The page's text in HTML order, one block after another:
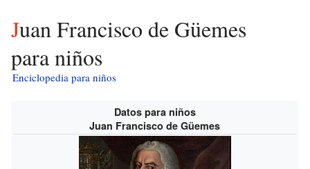
Juan Francisco de Güemes
para niños
Enciclopedia para niños
Datos para niños
Juan Francisco de Güemes